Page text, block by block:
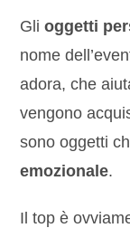
Glioggetti
nome
adora, che
vengono
sono oggetti
emozionale.
Il top è